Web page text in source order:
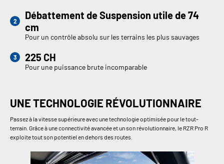
Débattement de Suspension utile de 74
cm
Pour un contrôle absolu sur les terrains les plus sauvages
225 CH
Pour une puissance brute incomparable
UNE TECHNOLOGIE RÉVOLUTIONNAIRE
Passez à la vitesse supérieure avec une technologie optimisée pour le tout-
terrain. Grâce à une connectivité avancée et un son révolutionnaire, le RZR Pro R
exploite tout son potentiel en dehors des routes.